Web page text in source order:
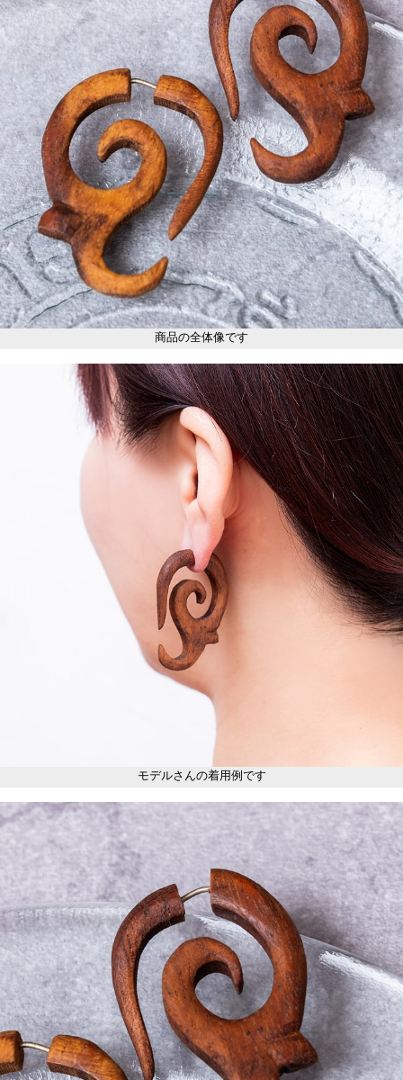
商品の全体像です
モデルさんの着用例です